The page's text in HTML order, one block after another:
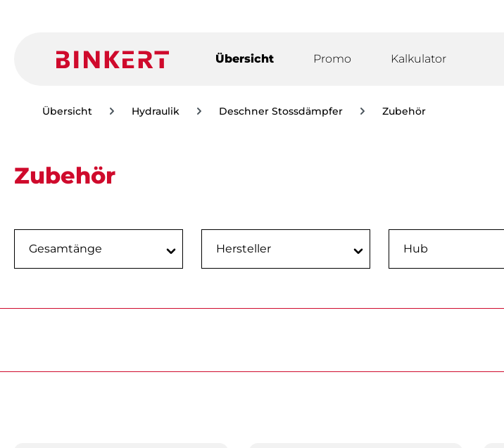
Übersicht Promo Kalkulator
Übersicht Hydraulik Deschner Stossdämpfer Zubehör
Zubehör
Gesamtänge Hersteller Hub